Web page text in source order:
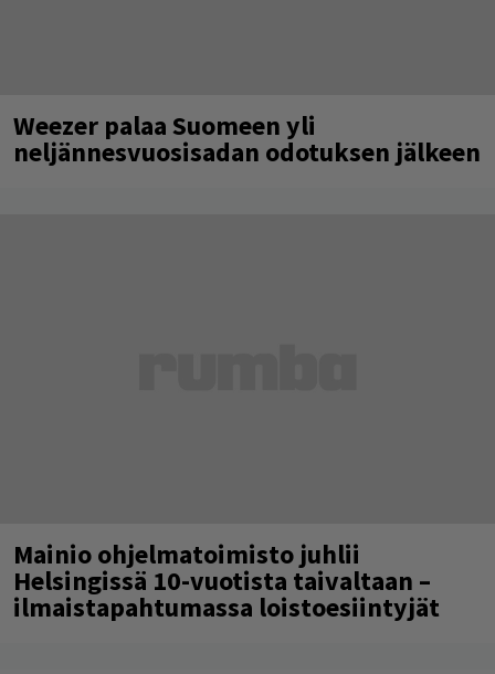
Weezer palaa Suomeen yli
neljännesvuosisadan odotuksen jälkeen
Mainio ohjelmatoimisto juhlii
Helsingissä 10-vuotista taivaltaan –
ilmaistapahtumassa loistoesiintyjät